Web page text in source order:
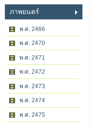
ภาพยนตร์
พ.ศ. 2466
พ.ศ. 2470
พ.ศ. 2471
พ.ศ. 2472
พ.ศ. 2473
พ.ศ. 2474
พ.ศ. 2475